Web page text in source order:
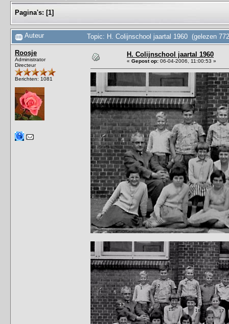
Pagina's: [1]
Auteur Topic: H. Colijnschool jaartal 1960 (gelezen
Roosje
Administrator
Directeur
Berichten: 1081
H. Colijnschool jaartal 1960
« Gepost op: 06-04-2006, 11:00:53 »